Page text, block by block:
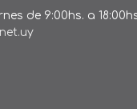
de 9:00hs. a